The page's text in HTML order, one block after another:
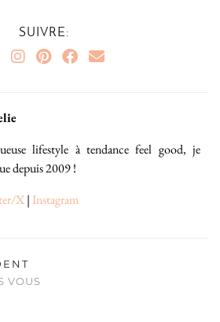
SUIVRE:
lifestyle à tendance feel good, je
depuis 2009 !
X| Instagram
VOUS